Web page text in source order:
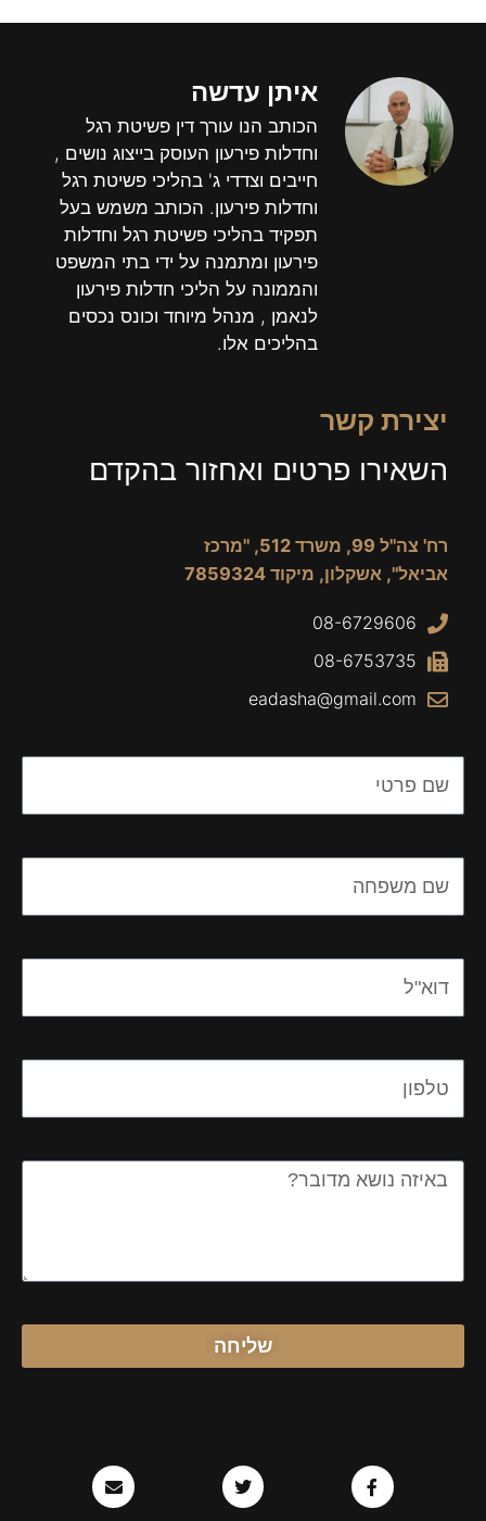
איתן עדשה
הכותב הנו עורך דין פשיטת רגל
וחדלות פירעון העוסק בייצוג נושים ,
חייבים וצדדי ג' בהליכי פשיטת רגל
וחדלות פירעון. הכותב משמש בעל
תפקיד בהליכי פשיטת רגל וחדלות
פירעון ומתמנה על ידי בתי המשפט
והממונה על הליכי חדלות פירעון
לנאמן , מנהל מיוחד וכונס נכסים
בהליכים אלו.
יצירת קשר
השאירו פרטים ואחזור בהקדם
רח' צה"ל 99, משרד 512, "מרכז
אביאל", אשקלון, מיקוד 7859324
08-6729606
08-6753735
eadasha@gmail.com
Message
שליחה
F
a
c
T
w
i
E
n
v
L
i
n